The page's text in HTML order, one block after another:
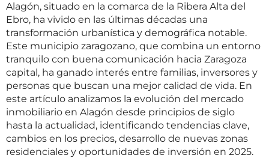
Alagón, situado en la comarca de la Ribera Alta del
Ebro, ha vivido en las últimas décadas una
transformación urbanística y demográfica notable.
Este municipio zaragozano, que combina un entorno
tranquilo con buena comunicación hacia Zaragoza
capital, ha ganado interés entre familias, inversores y
personas que buscan una mejor calidad de vida. En
este artículo analizamos la evolución del mercado
inmobiliario en Alagón desde principios de siglo
hasta la actualidad, identificando tendencias clave,
cambios en los precios, desarrollo de nuevas zonas
residenciales y oportunidades de inversión en 2025.